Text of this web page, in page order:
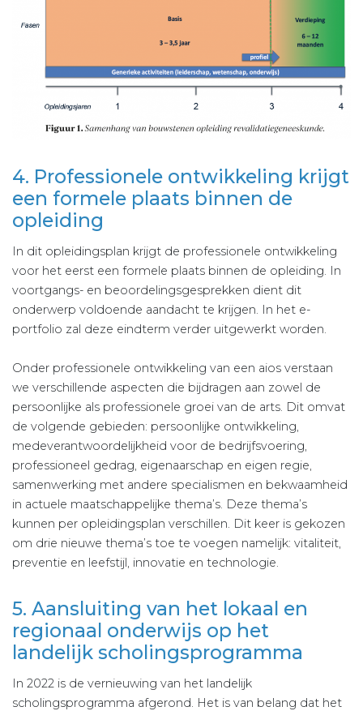
4. Professionele ontwikkeling krijgt
een formele plaats binnen de
opleiding
In dit opleidingsplan krijgt de professionele ontwikkeling
voor het eerst een formele plaats binnen de opleiding. In
voortgangs- en beoordelingsgesprekken dient dit
onderwerp voldoende aandacht te krijgen. In het e-
portfolio zal deze eindterm verder uitgewerkt worden.
Onder professionele ontwikkeling van een aios verstaan
we verschillende aspecten die bijdragen aan zowel de
persoonlijke als professionele groei van de arts. Dit omvat
de volgende gebieden: persoonlijke ontwikkeling,
medeverantwoordelijkheid voor de bedrijfsvoering,
professioneel gedrag, eigenaarschap en eigen regie,
samenwerking met andere specialismen en bekwaamheid
in actuele maatschappelijke thema’s. Deze thema’s
kunnen per opleidingsplan verschillen. Dit keer is gekozen
om drie nieuwe thema’s toe te voegen namelijk: vitaliteit,
preventie en leefstijl, innovatie en technologie.
5. Aansluiting van het lokaal en
regionaal onderwijs op het
landelijk scholingsprogramma
In 2022 is de vernieuwing van het landelijk
scholingsprogramma afgerond. Het is van belang dat het